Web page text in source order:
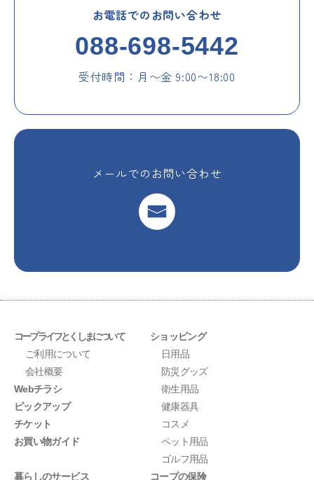
お電話でのお問い合わせ
088-698-5442
受付時間：月〜金 9:00〜18:00
メールでのお問い合わせ
コープライフとくしまについて
ご利用について
会社概要
Webチラシ
ピックアップ
チケット
お買い物ガイド
ショッピング
日用品
防災グッズ
衛生用品
健康器具
コスメ
ペット用品
ゴルフ用品
暮らしのサービス
コープの保険